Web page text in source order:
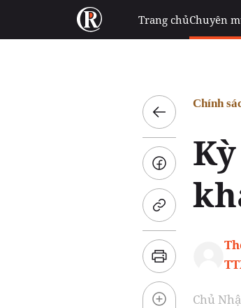
Trang chủChuyên
Chính
Chủ